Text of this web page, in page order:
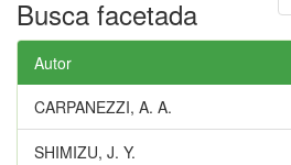
Busca facetada
Autor
CARPANEZZI, A. A.
SHIMIZU, J. Y.